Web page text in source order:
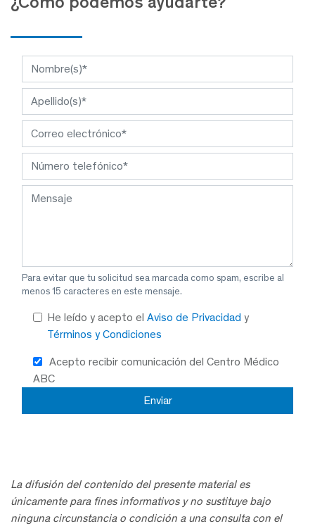
Para evitar que tu solicitud sea marcada como spam, escribe al
menos 15 caracteres en este mensaje.
He leído y acepto el Aviso de Privacidad y
Términos y Condiciones
Acepto recibir comunicación del Centro Médico
ABC
La difusión del contenido del presente material es
únicamente para fines informativos y no sustituye bajo
ninguna circunstancia o condición a una consulta con el